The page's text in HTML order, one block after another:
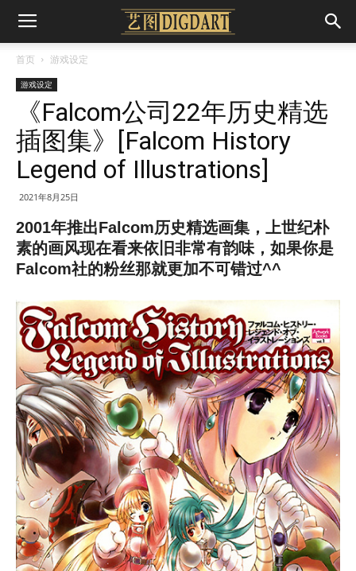
首页 游戏设定
游戏设定
《Falcom公司22年历史精选
插图集》[Falcom History
Legend of Illustrations]
2021年8月25日
2001年推出Falcom历史精选画集，上世纪朴
素的画风现在看来依旧非常有韵味，如果你是
Falcom社的粉丝那就更加不可错过^^